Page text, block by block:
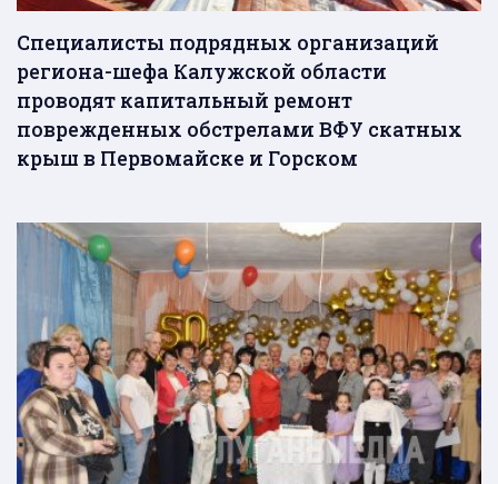
Специалисты подрядных организаций
региона-шефа Калужской области
проводят капитальный ремонт
поврежденных обстрелами ВФУ скатных
крыш в Первомайске и Горском